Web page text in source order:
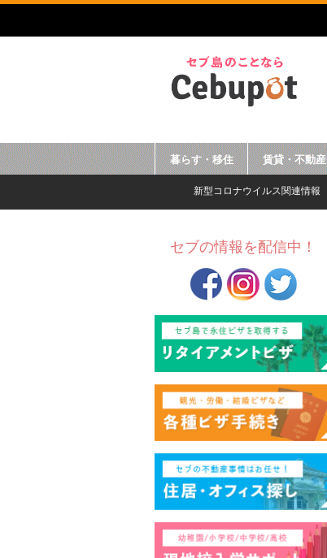
暮らす・移住 賃貸・不動産
新型コロナウイルス関連情報
セブの情報を配信中！